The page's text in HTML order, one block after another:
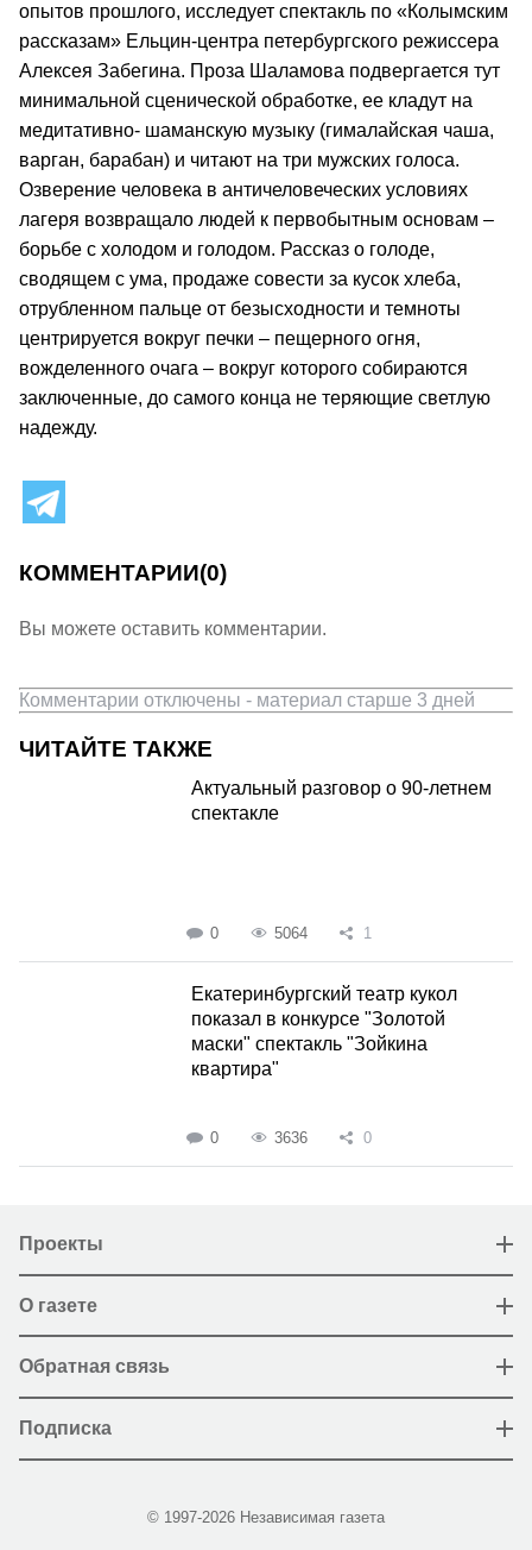
опытов прошлого, исследует спектакль по «Колымским
рассказам» Ельцин-центра петербургского режиссера
Алексея Забегина. Проза Шаламова подвергается тут
минимальной сценической обработке, ее кладут на
медитативно- шаманскую музыку (гималайская чаша,
варган, барабан) и читают на три мужских голоса.
Озверение человека в античеловеческих условиях
лагеря возвращало людей к первобытным основам –
борьбе с холодом и голодом. Рассказ о голоде,
сводящем с ума, продаже совести за кусок хлеба,
отрубленном пальце от безысходности и темноты
центрируется вокруг печки – пещерного огня,
вожделенного очага – вокруг которого собираются
заключенные, до самого конца не теряющие светлую
надежду.
КОММЕНТАРИИ(0)
Вы можете оставить комментарии.
Комментарии отключены - материал старше 3 дней
ЧИТАЙТЕ ТАКЖЕ
Актуальный разговор о 90-летнем
спектакле
0 5064 1
Екатеринбургский театр кукол
показал в конкурсе "Золотой
маски" спектакль "Зойкина
квартира"
0 3636 0
Проекты
О газете
Обратная связь
Подписка
© 1997-2026 Независимая газета